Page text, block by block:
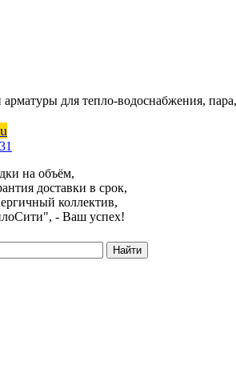
для тепло-водоснабжения,
на объём,
доставки в срок,
коллектив,
- Ваш успех!